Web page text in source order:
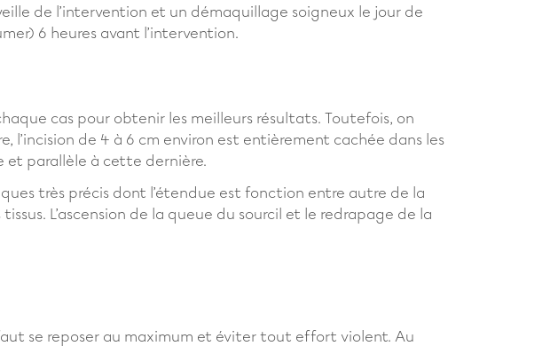
de l’intervention et un démaquillage soigneux le jour de
6 heures avant l’intervention.
cas pour obtenir les meilleurs résultats. Toutefois, on
de 4 à 6 cm environ est entièrement cachée dans les
et parallèle à cette dernière.
très précis dont l’étendue est fonction entre autre de la
L’ascension de la queue du sourcil et le redrapage de la
se reposer au maximum et éviter tout effort violent. Au